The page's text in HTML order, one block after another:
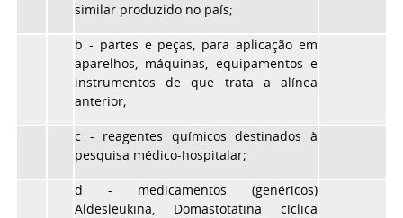
similar produzido no país;
b - partes e peças, para aplicação em
aparelhos, máquinas, equipamentos e
instrumentos de que trata a alínea
anterior;
c - reagentes químicos destinados à
pesquisa médico-hospitalar;
d - medicamentos (genéricos)
Aldesleukina, Domastotatina cíclica